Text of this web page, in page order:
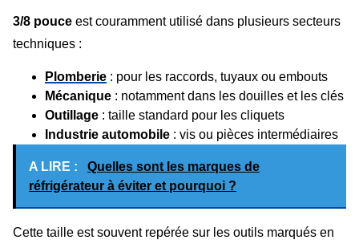
3/8 pouce est couramment utilisé dans plusieurs secteurs
techniques :
Plomberie : pour les raccords, tuyaux ou embouts
Mécanique : notamment dans les douilles et les clés
Outillage : taille standard pour les cliquets
Industrie automobile : vis ou pièces intermédiaires
A LIRE :
Quelles sont les marques de
réfrigérateur à éviter et pourquoi ?
Cette taille est souvent repérée sur les outils marqués en